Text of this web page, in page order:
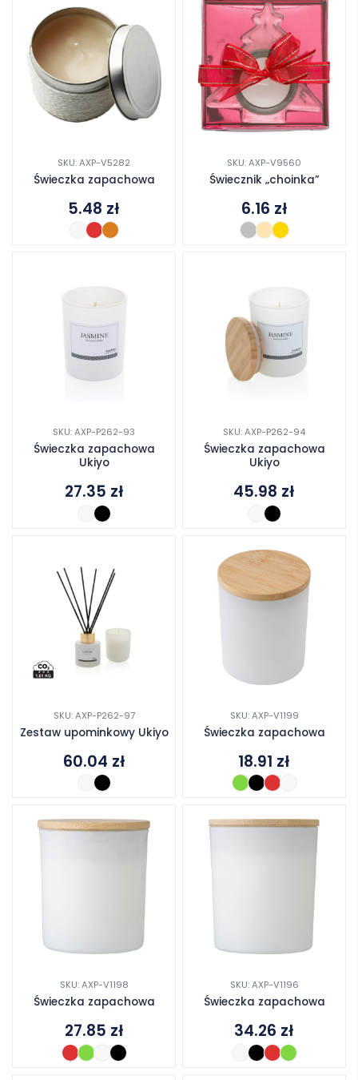
SKU: AXP-V5282
Świeczka zapachowa
5.48 zł
SKU: AXP-V9560
Świecznik „choinka”
6.16 zł
SKU: AXP-P262-93
Świeczka zapachowa
Ukiyo
27.35 zł
SKU: AXP-P262-94
Świeczka zapachowa
Ukiyo
45.98 zł
SKU: AXP-P262-97
Zestaw upominkowy Ukiyo
60.04 zł
SKU: AXP-V1199
Świeczka zapachowa
18.91 zł
SKU: AXP-V1198
Świeczka zapachowa
27.85 zł
SKU: AXP-V1196
Świeczka zapachowa
34.26 zł